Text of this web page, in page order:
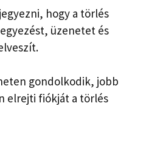
hogy a törlés
üzenetet és
gondolkodik, jobb
elrejti fiókját a törlés